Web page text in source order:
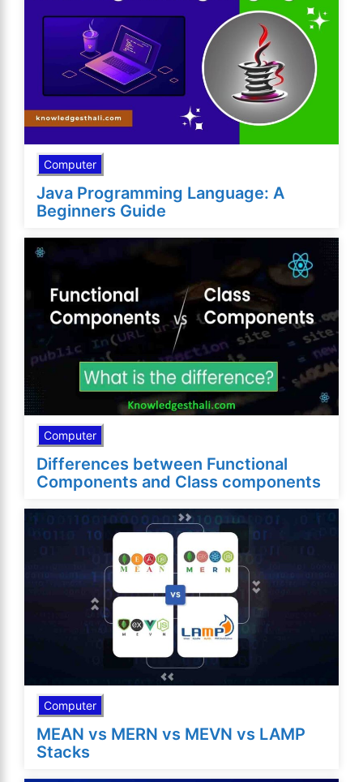
Computer
Java Programming Language: A
Beginners Guide
Computer
Differences between Functional
Components and Class components
Computer
MEAN vs MERN vs MEVN vs LAMP
Stacks